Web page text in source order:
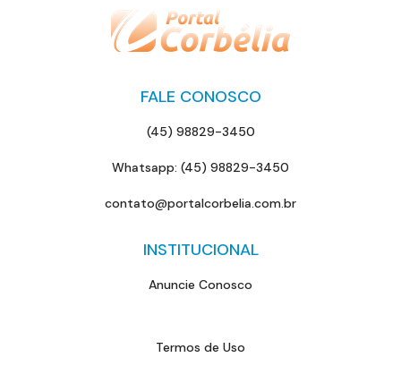
FALE CONOSCO
(45) 98829-3450
Whatsapp: (45) 98829-3450
contato@portalcorbelia.com.br
INSTITUCIONAL
Anuncie Conosco
Termos de Uso